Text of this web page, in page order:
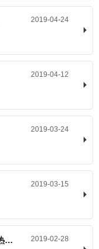
2019-04-24
2019-04-12
2019-03-24
2019-03-15
2019-02-28
华北芒果集散地 ~ 临沂嘉兴水果市场芒果热销中